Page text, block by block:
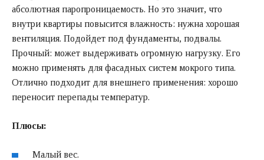
абсолютная паропроницаемость. Но это значит, что
внутри квартиры повысится влажность: нужна хорошая
вентиляция. Подойдет под фундаменты, подвалы.
Прочный: может выдерживать огромную нагрузку. Его
можно применять для фасадных систем мокрого типа.
Отлично подходит для внешнего применения: хорошо
переносит перепады температур.
Плюсы:
Малый вес.